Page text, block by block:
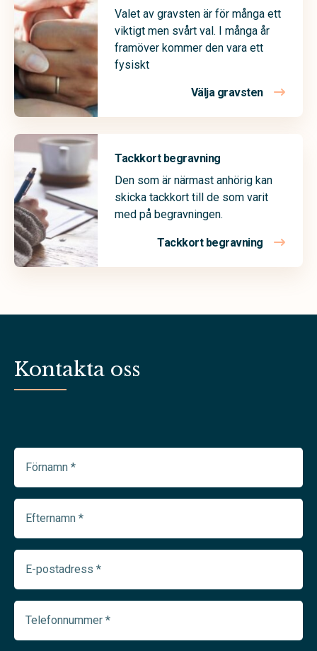
Valet av gravsten är för många ett
viktigt men svårt val. I många år
framöver kommer den vara ett
fysiskt
Välja gravsten
Tackkort begravning
Den som är närmast anhörig kan
skicka tackkort till de som varit
med på begravningen.
Tackkort begravning
Kontakta oss
Förnamn
(Required)
Efternamn
(Required)
E-
postadress
(Required)
Telefonnummer
(Required)